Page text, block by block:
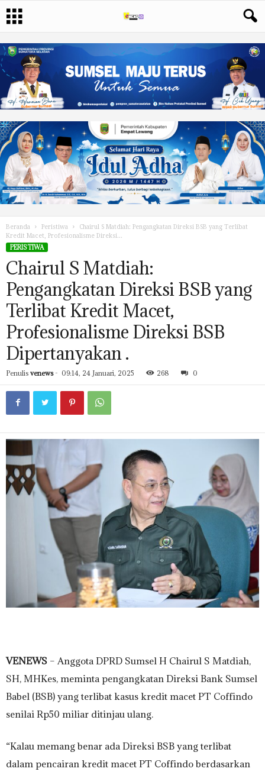
Beranda Peristiwa
Chairul S Matdiah: Pengangkatan Direksi BSB yang Terlibat
Kredit Macet, Profesionalisme Direksi...
PERISTIWA
Chairul S Matdiah:
Pengangkatan Direksi BSB yang
Terlibat Kredit Macet,
Profesionalisme Direksi BSB
Dipertanyakan .
Penulis venews- 09:14, 24 Januari, 2025 268 0
VENEWS – Anggota DPRD Sumsel H Chairul S Matdiah,
SH, MHKes, meminta pengangkatan Direksi Bank Sumsel
Babel (BSB) yang terlibat kasus kredit macet PT Coffindo
senilai Rp50 miliar ditinjau ulang.
“Kalau memang benar ada Direksi BSB yang terlibat
dalam pencairan kredit macet PT Coffindo berdasarkan